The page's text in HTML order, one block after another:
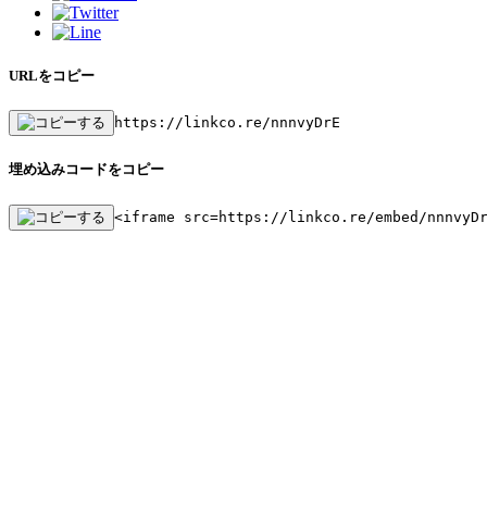
URLをコピー
https://linkco.re/nnnvyDrE
埋め込みコードをコピー
<iframe src=https://linkco.re/embed/